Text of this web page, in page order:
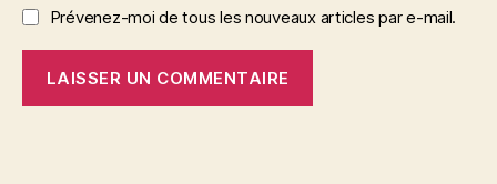
Prévenez-moi de tous les nouveaux articles par e-mail.